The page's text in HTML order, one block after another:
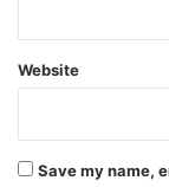
Website
Save my name,